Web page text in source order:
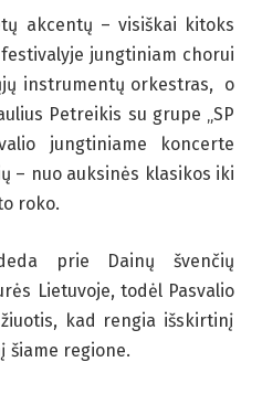
akcentų – visiškai kitoks
jungtiniam chorui
instrumentų orkestras, o
Petreikis su grupe „SP
jungtiniame koncerte
– nuo auksinės klasikos iki
roko.
prie Dainų švenčių
Lietuvoje, todėl Pasvalio
kad rengia išskirtinį
šiame regione.